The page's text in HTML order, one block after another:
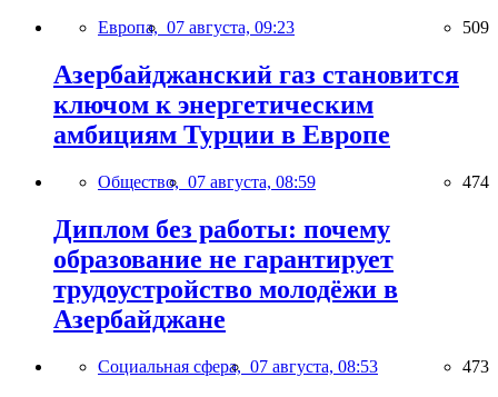
Европа, 07 августа, 09:23 509
Азербайджанский газ становится
ключом к энергетическим
амбициям Турции в Европе
Общество, 07 августа, 08:59 474
Диплом без работы: почему
образование не гарантирует
трудоустройство молодёжи в
Азербайджане
Социальная сфера, 07 августа, 08:53 473